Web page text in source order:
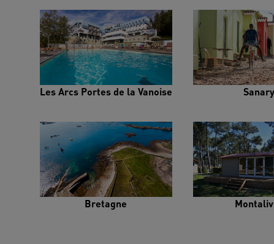
Les Arcs Portes de la Vanoise Sanary
Bretagne